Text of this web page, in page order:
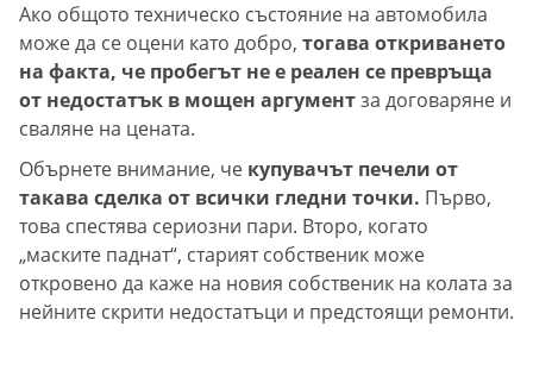
Ако общото техническо състояние на автомобила
може да се оцени като добро, тогава откриването
на факта, че пробегът не е реален се превръща
от недостатък в мощен аргументза договаряне и
сваляне на цената.
Обърнете внимание, че купувачът печели от
такава сделка от всички гледни точки. Първо,
това спестява сериозни пари. Второ, когато
„маските паднат“, старият собственик може
откровено да каже на новия собственик на колата за
нейните скрити недостатъци и предстоящи ремонти.